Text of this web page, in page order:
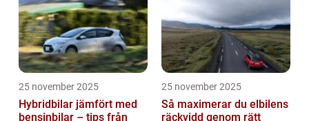
25 november 2025
Hybridbilar jämfört med
bensinbilar – tips från
25 november 2025
Så maximerar du elbilens
räckvidd genom rätt